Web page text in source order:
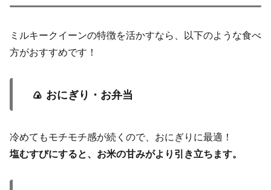
ミルキークイーンの特徴を活かすなら、以下のような食べ
方がおすすめです！
🍙 おにぎり・お弁当
冷めてもモチモチ感が続くので、おにぎりに最適！
塩むすびにすると、お米の甘みがより引き立ちます。